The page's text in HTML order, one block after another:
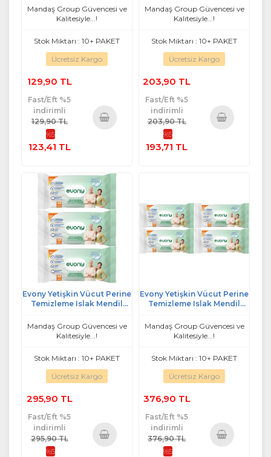
Ferahlığı Tekli Pk
Mandaş Group Güvencesi ve
Kalitesiyle...!
Stok Miktarı : 10+ PAKET
Ücretsiz Kargo
129,90 TL
Fast/Eft %5
indirimli
129,90 TL
%5
123,41 TL
Ferahlığı (2 Li Set)
Mandaş Group Güvencesi ve
Kalitesiyle...!
Stok Miktarı : 10+ PAKET
Ücretsiz Kargo
203,90 TL
Fast/Eft %5
indirimli
203,90 TL
%5
193,71 TL
Evony Yetişkin Vücut Perine
Temizleme Islak Mendil
Ferahlığı (3 Lü Set)
Mandaş Group Güvencesi ve
Kalitesiyle...!
Stok Miktarı : 10+ PAKET
Ücretsiz Kargo
295,90 TL
Fast/Eft %5
indirimli
295,90 TL
%5
Evony Yetişkin Vücut Perine
Temizleme Islak Mendil
Ferahlığı (4 Lü Set)
Mandaş Group Güvencesi ve
Kalitesiyle...!
Stok Miktarı : 10+ PAKET
Ücretsiz Kargo
376,90 TL
Fast/Eft %5
indirimli
376,90 TL
%5